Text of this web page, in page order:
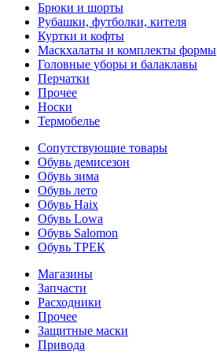
Брюки и шорты
Рубашки, футболки, кителя
Куртки и кофты
Маскхалаты и комплекты формы
Головные уборы и балаклавы
Перчатки
Прочее
Носки
Термобелье
Сопутствующие товары
Обувь демисезон
Обувь зима
Обувь лето
Обувь Haix
Обувь Lowa
Обувь Salomon
Обувь ТРЕК
Магазины
Запчасти
Расходники
Прочее
Защитные маски
Привода